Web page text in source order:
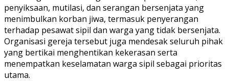
penyiksaan, mutilasi, dan serangan bersenjata yang
menimbulkan korban jiwa, termasuk penyerangan
terhadap pesawat sipil dan warga yang tidak bersenjata.
Organisasi gereja tersebut juga mendesak seluruh pihak
yang bertikai menghentikan kekerasan serta
menempatkan keselamatan warga sipil sebagai prioritas
utama.